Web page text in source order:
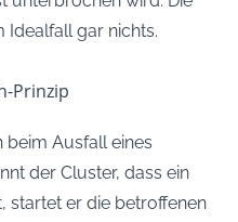
Idealfall gar nichts.
Prinzip
beim Ausfall eines
der Cluster, dass ein
startet er die betroffenen